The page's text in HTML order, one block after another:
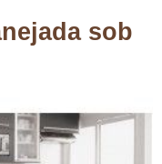
sob